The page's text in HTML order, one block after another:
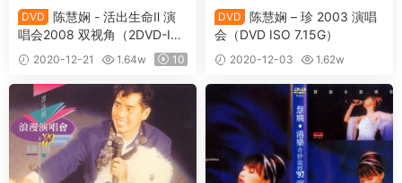
DVD
陈慧娴 - 活出生命Ⅱ 演
唱会2008 双视角（2DVD-IS
O5.26G+6.73G）
2020-12-21 1.64w 10
DVD
陈慧娴 – 珍 2003 演唱
会（DVD ISO 7.15G）
2020-12-03
1.62w